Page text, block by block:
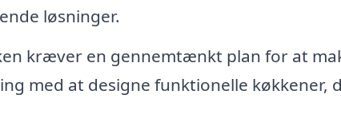
løsninger.
kræver en gennemtænkt plan for at
med at designe funktionelle køkkener,